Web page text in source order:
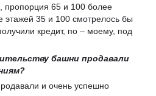
пропорция 65 и 100 более
этажей 35 и 100 смотрелось бы
кредит, по – моему, под
башни продавали
и очень успешно